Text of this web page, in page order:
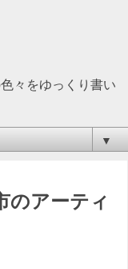
々をゆっくり書い
▼
のアーティ